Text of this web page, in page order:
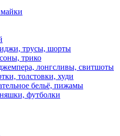
трусы, шорты
трико
лонгсливы, свитшоты
толстовки, худи
бельё, пижамы
футболки